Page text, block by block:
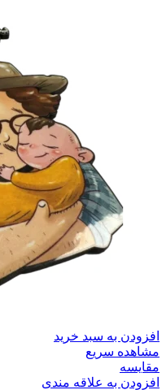
افزودن به سبد خرید
مشاهده سریع
مقایسه
افزودن به علاقه مندی